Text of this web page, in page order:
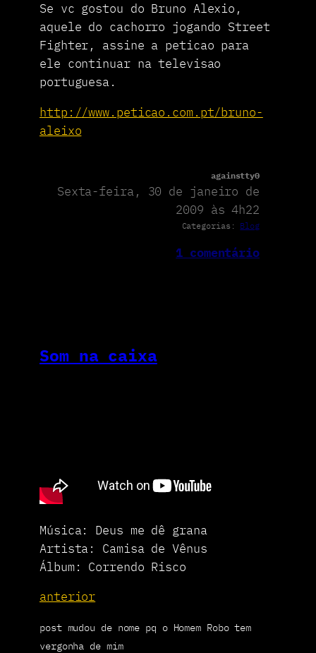
Se vc gostou do Bruno Alexio,
aquele do cachorro jogando Street
Fighter, assine a peticao para
ele continuar na televisao
portuguesa.
http://www.peticao.com.pt/bruno-
aleixo
againstty0
Sexta-feira, 30 de janeiro de
2009 às 4h22
Categorias: Blog
1 comentário
Som na caixa
Música: Deus me dê grana
Artista: Camisa de Vênus
Álbum: Correndo Risco
anterior
post mudou de nome pq o Homem Robo tem
vergonha de mim